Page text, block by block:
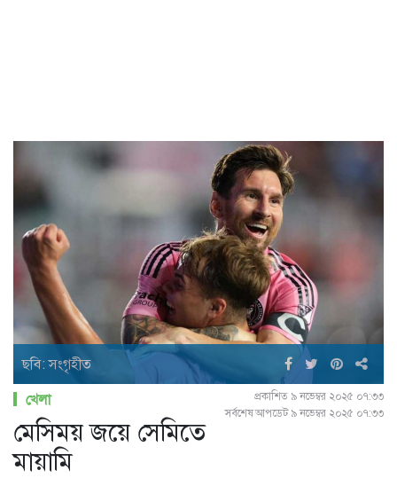
ছবি: সংগৃহীত
খেলা
প্রকাশিত ৯ নভেম্বর ২০২৫ ০৭:৩৩
সর্বশেষ আপডেট ৯ নভেম্বর ২০২৫ ০৭:৩৩
মেসিময় জয়ে সেমিতে
মায়ামি